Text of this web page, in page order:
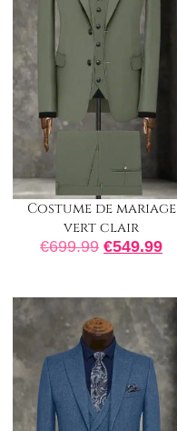
Costume de mariage
vert clair
€699.99 €549.99